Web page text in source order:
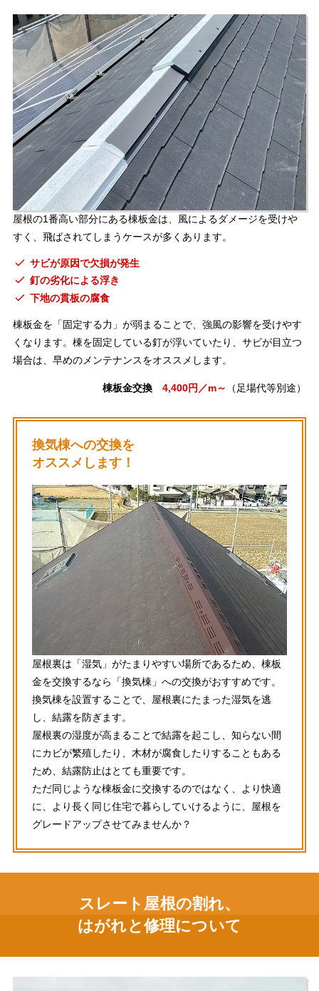
屋根の1番高い部分にある棟板金は、風によるダメージを受けや
すく、飛ばされてしまうケースが多くあります。
サビが原因で欠損が発生
釘の劣化による浮き
下地の貫板の腐食
棟板金を「固定する力」が弱まることで、強風の影響を受けやす
くなります。棟を固定している釘が浮いていたり、サビが目立つ
場合は、早めのメンテナンスをオススメします。
棟板金交換4,400円／m～ （足場代等別途）
換気棟への交換を
オススメします！
屋根裏は「湿気」がたまりやすい場所であるため、棟板
金を交換するなら「換気棟」への交換がおすすめです。
換気棟を設置することで、屋根裏にたまった湿気を逃
し、結露を防ぎます。
屋根裏の湿度が高まることで結露を起こし、知らない間
にカビが繁殖したり、木材が腐食したりすることもある
ため、結露防止はとても重要です。
ただ同じような棟板金に交換するのではなく、より快適
に、より長く同じ住宅で暮らしていけるように、屋根を
グレードアップさせてみませんか？
スレート屋根の割れ、
はがれと修理について